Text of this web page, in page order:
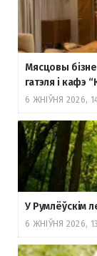
Мясцовы
гатэля і кафэ
6 ЖНІЎНЯ 2026,
У Румлёўскім
6 ЖНІЎНЯ 2026,